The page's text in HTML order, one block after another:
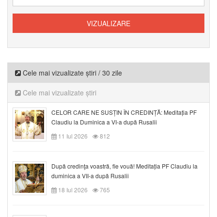
Cele mai vizualizate știri / 30 zile
Cele mai vizualizate știri
CELOR CARE NE SUSȚIN ÎN CREDINȚĂ: Meditația PF
Claudiu la Duminica a VI-a după Rusalii
11 Iul 2026
812
După credinţa voastră, fie vouă! Meditația PF Claudiu la
duminica a VII-a după Rusalii
18 Iul 2026
765